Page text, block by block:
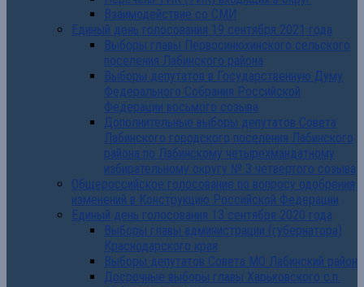
Взаимодействие со СМИ
Единый день голосования 19 сентября 2021 года
Выборы главы Первосинюхинского сельского
поселения Лабинского района
Выборы депутатов в Государственную Думу
Федерального Собрания Российской
Федерации восьмого созыва
Дополнительные выборы депутатов Совета
Лабинского городского поселения Лабинского
района по Лабинскому четырехмандатному
избирательному округу № 3 четвертого созыва
Общероссийское голосование по вопросу одобрения
изменений в Конструкцию Российской Федерации
Единый день голосования 13 сентября 2020 года
Выборы главы администрации (губернатора)
Краснодарского края
Выборы депутатов Совета МО Лабинский район
Досрочные выборы главы Харьковского с.п.